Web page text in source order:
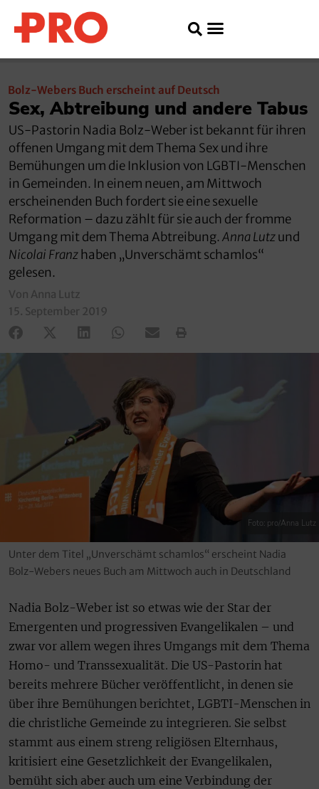
Bolz-Webers Buch erscheint auf Deutsch
Sex, Abtreibung und andere Tabus
US-Pastorin Nadia Bolz-Weber ist bekannt für ihren
offenen Umgang mit dem Thema Sex und ihre
Bemühungen um die Inklusion von LGBTI-Menschen
in Gemeinden. In einem neuen, am Mittwoch
erscheinenden Buch fordert sie eine sexuelle
Reformation – dazu zählt für sie auch der fromme
Umgang mit dem Thema Abtreibung. Anna Lutzund
Nicolai Franz haben „Unverschämt schamlos“
gelesen.
Von Anna Lutz
15. September 2019
Foto: pro/Anna Lutz
Unter dem Titel „Unverschämt schamlos“ erscheint Nadia
Bolz-Webers neues Buch am Mittwoch auch in Deutschland
Nadia Bolz-Weber ist so etwas wie der Star der
Emergenten und progressiven Evangelikalen – und
zwar vor allem wegen ihres Umgangs mit dem Thema
Homo- und Transsexualität. Die US-Pastorin hat
bereits mehrere Bücher veröffentlicht, in denen sie
über ihre Bemühungen berichtet, LGBTI-Menschen in
die christliche Gemeinde zu integrieren. Sie selbst
stammt aus einem streng religiösen Elternhaus,
kritisiert eine Gesetzlichkeit der Evangelikalen,
bemüht sich aber auch um eine Verbindung der